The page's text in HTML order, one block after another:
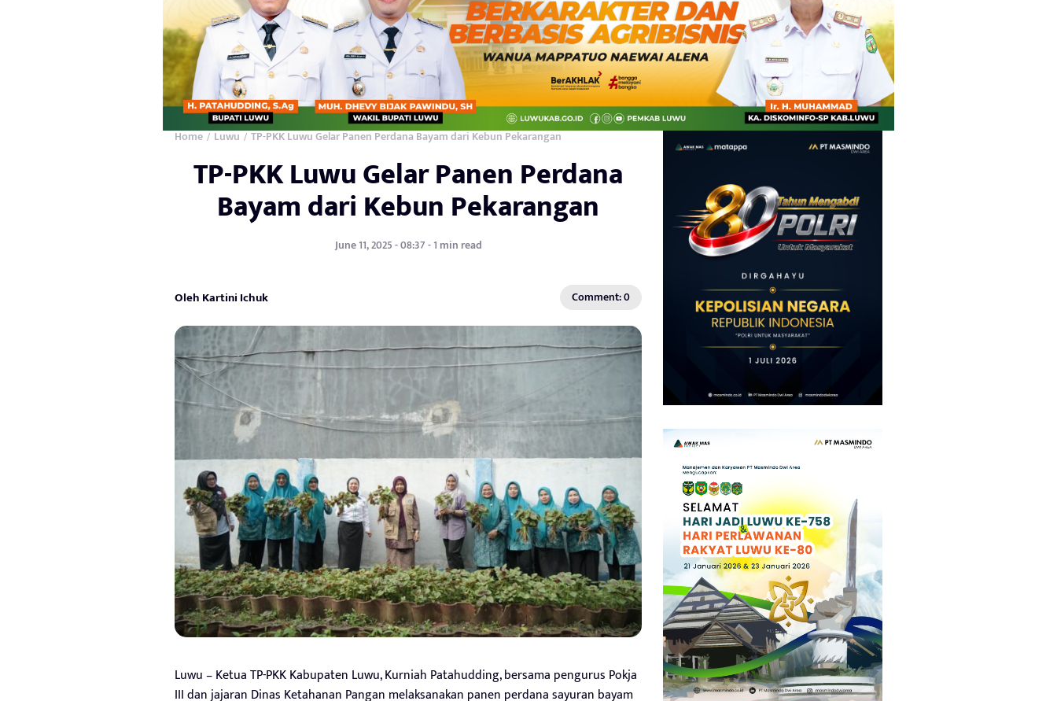
Home / Luwu / TP-PKK Luwu Gelar Panen Perdana Bayam dari Kebun Pekarangan
TP-PKK Luwu Gelar Panen Perdana
Bayam dari Kebun Pekarangan
June 11, 2025 - 08:37 - 1 min read
Oleh Kartini Ichuk Comment: 0
Luwu – Ketua TP-PKK Kabupaten Luwu, Kurniah Patahudding, bersama pengurus Pokja
III dan jajaran Dinas Ketahanan Pangan melaksanakan panen perdana sayuran bayam